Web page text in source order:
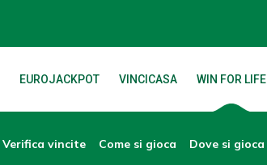
EUROJACKPOT VINCICASA WIN FOR LIFE
Verifica vincite Come si gioca Dove si gioca